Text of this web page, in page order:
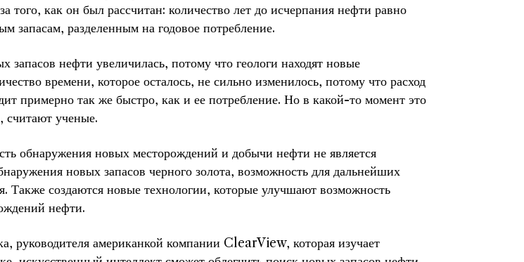
того, как он был рассчитан: количество лет до исчерпания нефти равно
запасам, разделенным на годовое потребление.
запасов нефти увеличилась, потому что геологи находят новые
времени, которое осталось, не сильно изменилось, потому что расход
примерно так же быстро, как и ее потребление. Но в какой-то момент это
считают ученые.
обнаружения новых месторождений и добычи нефти не является
новых запасов черного золота, возможность для дальнейших
Также создаются новые технологии, которые улучшают возможность
нефти.
руководителя американкой компании ClearView, которая изучает